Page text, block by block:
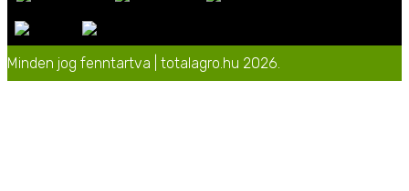
Minden jog fenntartva | totalagro.hu 2026.